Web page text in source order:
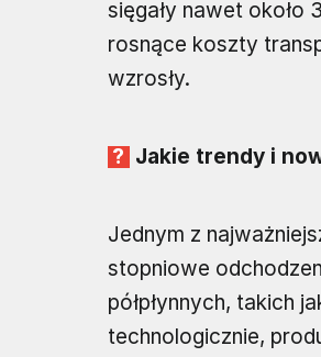
sięgały nawet około
rosnące koszty
wzrosły.
Jakie trendy i
Jednym z
stopniowe
półpłynnych, takich
technologicznie,